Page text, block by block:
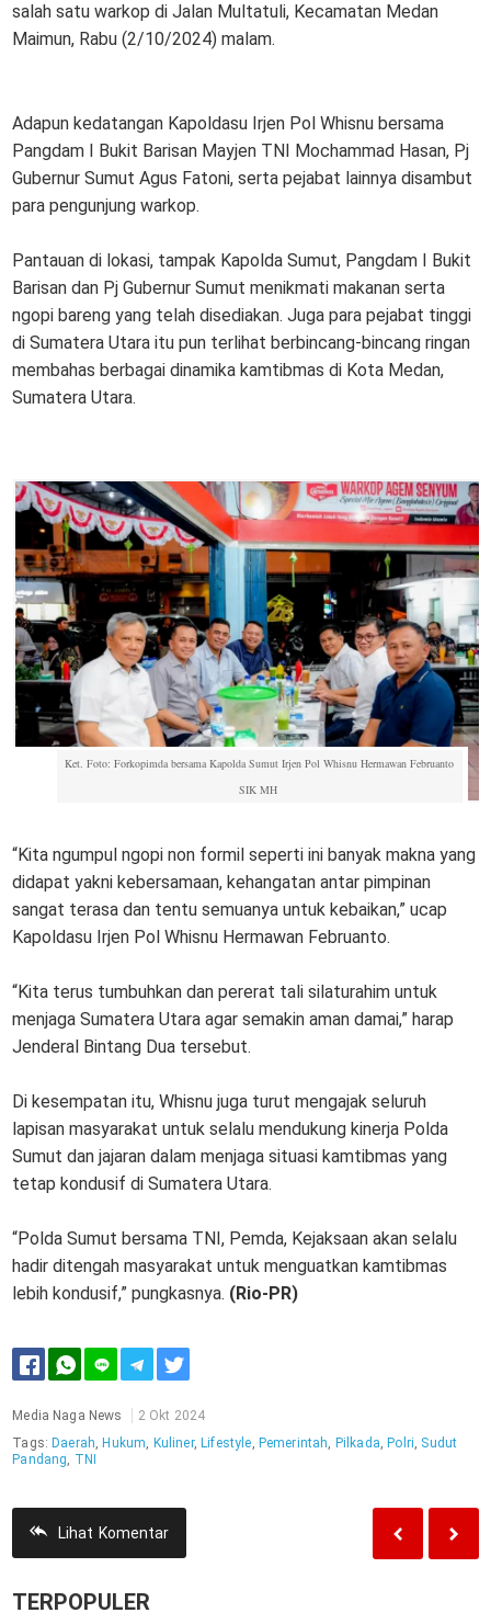
salah satu warkop di Jalan Multatuli, Kecamatan Medan
Maimun, Rabu (2/10/2024) malam.
Adapun kedatangan Kapoldasu Irjen Pol Whisnu bersama
Pangdam I Bukit Barisan Mayjen TNI Mochammad Hasan, Pj
Gubernur Sumut Agus Fatoni, serta pejabat lainnya disambut
para pengunjung warkop.
Pantauan di lokasi, tampak Kapolda Sumut, Pangdam I Bukit
Barisan dan Pj Gubernur Sumut menikmati makanan serta
ngopi bareng yang telah disediakan. Juga para pejabat tinggi
di Sumatera Utara itu pun terlihat berbincang-bincang ringan
membahas berbagai dinamika kamtibmas di Kota Medan,
Sumatera Utara.
Ket. Foto: Forkopimda bersama Kapolda Sumut Irjen Pol Whisnu Hermawan Februanto
SIK MH
“Kita ngumpul ngopi non formil seperti ini banyak makna yang
didapat yakni kebersamaan, kehangatan antar pimpinan
sangat terasa dan tentu semuanya untuk kebaikan,” ucap
Kapoldasu Irjen Pol Whisnu Hermawan Februanto.
“Kita terus tumbuhkan dan pererat tali silaturahim untuk
menjaga Sumatera Utara agar semakin aman damai,” harap
Jenderal Bintang Dua tersebut.
Di kesempatan itu, Whisnu juga turut mengajak seluruh
lapisan masyarakat untuk selalu mendukung kinerja Polda
Sumut dan jajaran dalam menjaga situasi kamtibmas yang
tetap kondusif di Sumatera Utara.
“Polda Sumut bersama TNI, Pemda, Kejaksaan akan selalu
hadir ditengah masyarakat untuk menguatkan kamtibmas
lebih kondusif,” pungkasnya. (Rio-PR)
Media Naga News
2 Okt 2024
Tags: Daerah, Hukum, Kuliner, Lifestyle, Pemerintah, Pilkada, Polri, Sudut
Pandang, TNI
Lihat Komentar
TERPOPULER